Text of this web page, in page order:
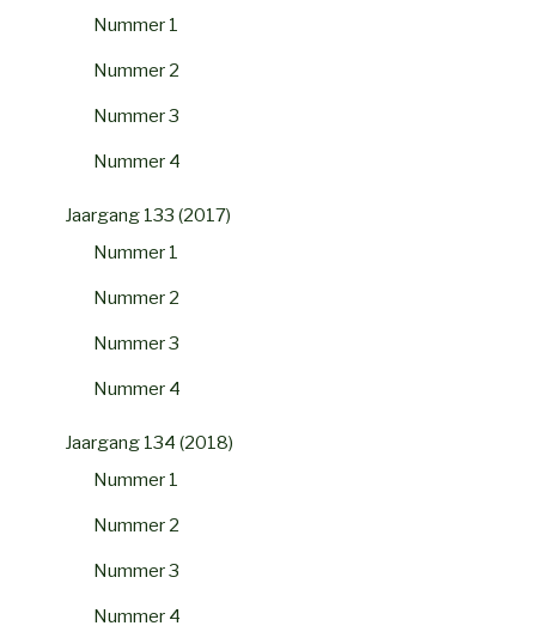
Nummer 1
Nummer 2
Nummer 3
Nummer 4
Jaargang 133 (2017)
Nummer 1
Nummer 2
Nummer 3
Nummer 4
Jaargang 134 (2018)
Nummer 1
Nummer 2
Nummer 3
Nummer 4